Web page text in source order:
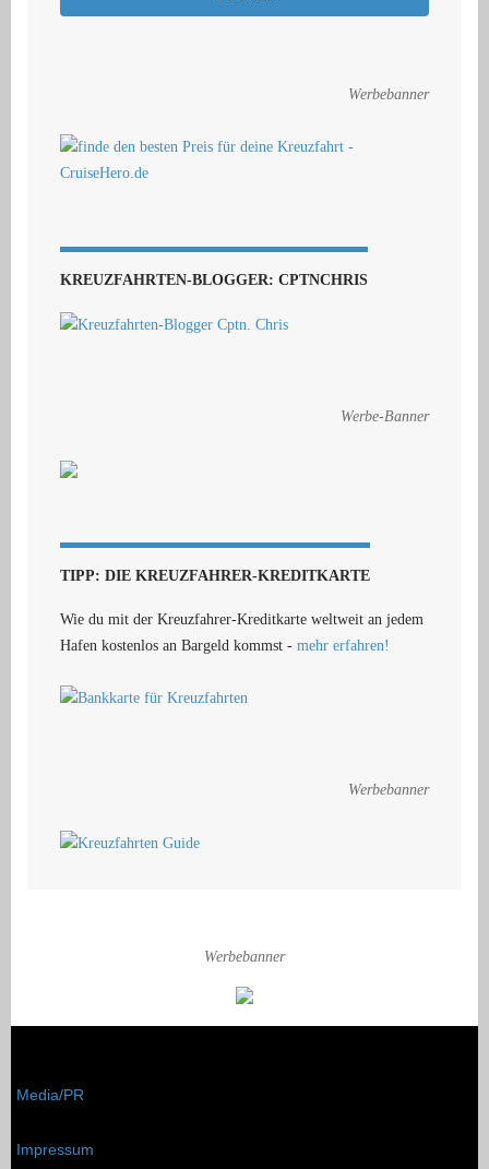
Werbebanner
KREUZFAHRTEN-BLOGGER: CPTNCHRIS
Werbe-Banner
TIPP: DIE KREUZFAHRER-KREDITKARTE
Wie du mit der Kreuzfahrer-Kreditkarte weltweit an jedem
Hafen kostenlos an Bargeld kommst - mehr erfahren!
Werbebanner
Werbebanner
Media/PR
Impressum